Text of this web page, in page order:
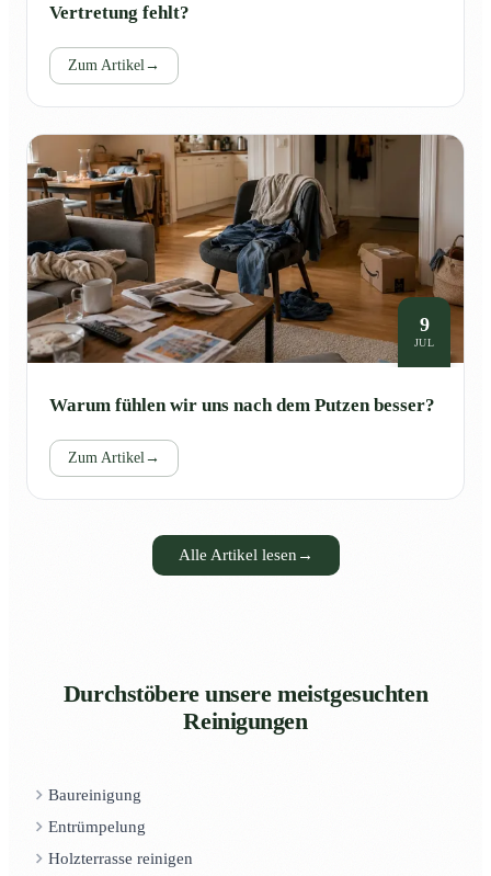
Vertretung fehlt?
Zum Artikel →
9
JUL
Warum fühlen wir uns nach dem Putzen besser?
Zum Artikel →
Alle Artikel lesen →
Durchstöbere unsere meistgesuchten
Reinigungen
Baureinigung
Entrümpelung
Holzterrasse reinigen